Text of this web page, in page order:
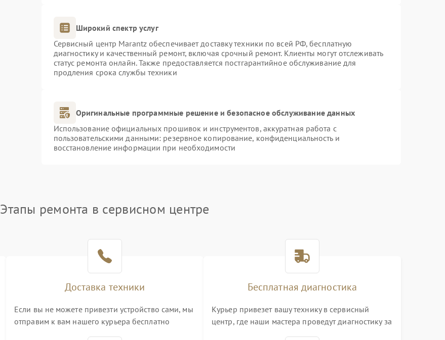
Широкий спектр услуг
Сервисный центр Marantz обеспечивает доставку техники по всей РФ, бесплатную
диагностику и качественный ремонт, включая срочный ремонт. Клиенты могут отслеживать
статус ремонта онлайн. Также предоставляется постгарантийное обслуживание для
продления срока службы техники
Оригинальные программные решение и безопасное обслуживание данных
Использование официальных прошивок и инструментов, аккуратная работа с
пользовательскими данными: резервное копирование, конфиденциальность и
восстановление информации при необходимости
Этапы ремонта в сервисном центре
Доставка техники
Если вы не можете привезти устройство сами, мы
отправим к вам нашего курьера бесплатно
Бесплатная диагностика
Курьер привезет вашу технику в сервисный
центр, где наши мастера проведут диагностику за